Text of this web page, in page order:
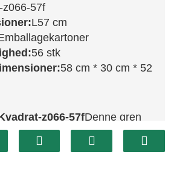
z066-57f
L57 cm
56 stk
58 cm * 30 cm * 52
z066-57fDenne gren
mere omfattende mulighed for
fyldige julearrangementer.